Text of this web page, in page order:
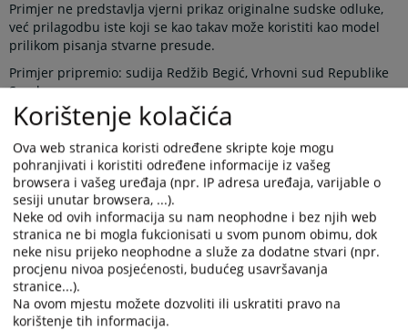
Primjer ne predstavlja vjerni prikaz originalne sudske odluke,
već prilagodbu iste koji se kao takav može koristiti kao model
prilikom pisanja stvarne presude.
Primjer pripremio: sudija Redžib Begić, Vrhovni sud Republike
Srpske.
Recenzija: sudija Obren Buženin, Vrhovni sud Republike
Srpske.
Primjer verifikovala: Stalna komisija za Centar za sudsku
dokumentaciju.
Prikazana vijest je na : Bosanski jezik
Obavijest o preuzimanju sadržaja
Napomena:U slučaju preuzimanja vijesti istu preuzeti u
integralnom obliku uz navođenje izvora informacije.
Korištenje kolačića
Ova web stranica koristi određene skripte koje mogu
pohranjivati i koristiti određene informacije iz vašeg
browsera i vašeg uređaja (npr. IP adresa uređaja, varijable o
sesiji unutar browsera, ...).
Neke od ovih informacija su nam neophodne i bez njih web
stranica ne bi mogla fukcionisati u svom punom obimu, dok
neke nisu prijeko neophodne a služe za dodatne stvari (npr.
procjenu nivoa posjećenosti, budućeg usavršavanja
stranice...).
Na ovom mjestu možete dozvoliti ili uskratiti pravo na
korištenje tih informacija.